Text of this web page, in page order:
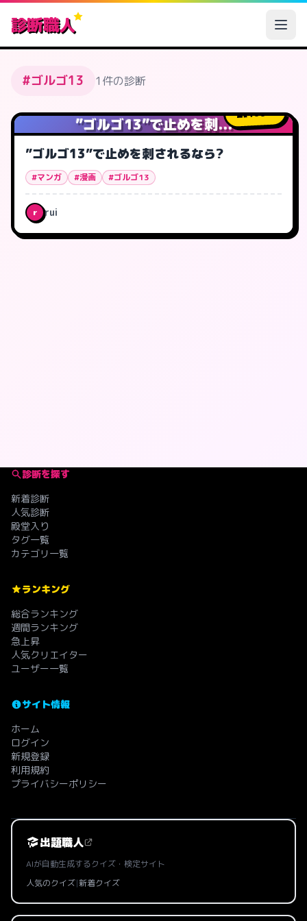
診断職人
#ゴルゴ13 1件の診断
”ゴルゴ13”で止めを刺...
466人
”ゴルゴ13”で止めを刺されるなら?
#マンガ #漫画 #ゴルゴ13
r rui
診断を探す
新着診断
人気診断
殿堂入り
タグ一覧
カテゴリ一覧
ランキング
総合ランキング
週間ランキング
急上昇
人気クリエイター
ユーザー一覧
サイト情報
ホーム
ログイン
新規登録
利用規約
プライバシーポリシー
出題職人
AIが自動生成するクイズ・検定サイト
人気のクイズ|新着クイズ